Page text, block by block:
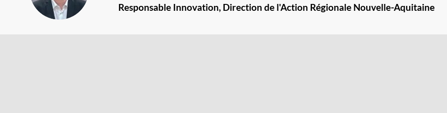
Responsable Innovation, Direction de l'Action Régionale Nouvelle-Aquitaine